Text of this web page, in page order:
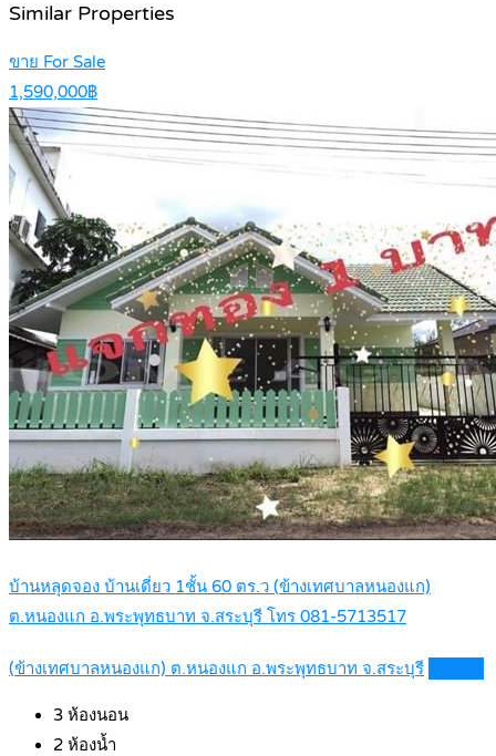
Similar Properties
ขาย For Sale
1,590,000฿
บ้านหลุดจอง บ้านเดี่ยว 1ชั้น 60 ตร.ว (ข้างเทศบาลหนองแก)
ต.หนองแก อ.พระพุทธบาท จ.สระบุรี โทร 081-5713517
(ข้างเทศบาลหนองแก) ต.หนองแก อ.พระพุทธบาท จ.สระบุรี
3 ห้องนอน
2 ห้องน้ำ